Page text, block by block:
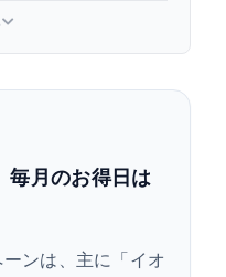
毎月のお得日は
ンは、主に「イオ